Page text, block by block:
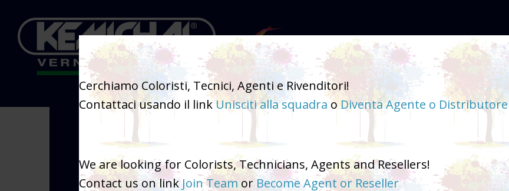
KEMICHAL PRODUKTY KATALOGI WYSTAWA I WYDARZENIA
Cerchiamo Coloristi, Tecnici, Agenti e Rivenditori!
Contattaci usando il linkUnisciti alla squadraoDiventa Agente o Distributore
We are looking for Colorists, Technicians, Agents and Resellers!
Contact us on link Join Team or Become Agent or Reseller